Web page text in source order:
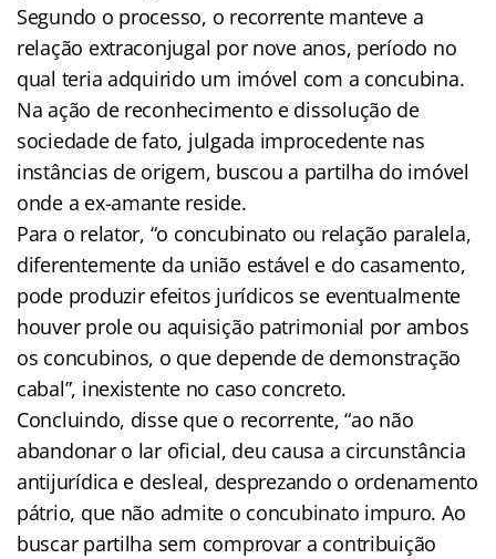
Segundo o processo, o recorrente manteve a
relação extraconjugal por nove anos, período no
qual teria adquirido um imóvel com a concubina.
Na ação de reconhecimento e dissolução de
sociedade de fato, julgada improcedente nas
instâncias de origem, buscou a partilha do imóvel
onde a ex-amante reside.
Para o relator, “o concubinato ou relação paralela,
diferentemente da união estável e do casamento,
pode produzir efeitos jurídicos se eventualmente
houver prole ou aquisição patrimonial por ambos
os concubinos, o que depende de demonstração
cabal”, inexistente no caso concreto.
Concluindo, disse que o recorrente, “ao não
abandonar o lar oficial, deu causa a circunstância
antijurídica e desleal, desprezando o ordenamento
pátrio, que não admite o concubinato impuro. Ao
buscar partilha sem comprovar a contribuição